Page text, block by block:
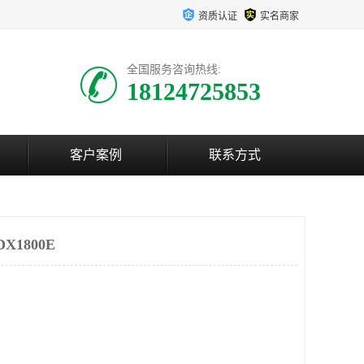
资质认证 实名商家
全国服务咨询热线:
18124725853
客户案例 联系方式